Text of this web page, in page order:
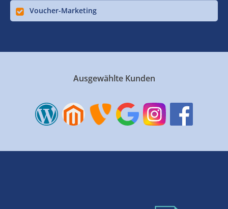
Voucher-Marketing
Ausgewählte Kunden